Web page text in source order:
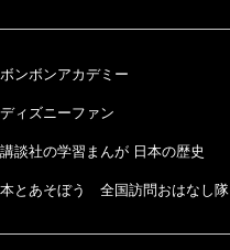
ボンボンアカデミー
ディズニーファン
講談社の学習まんが 日本の歴史
本とあそぼう 全国訪問おはなし隊